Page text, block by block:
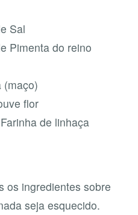
Sal
Pimenta do reino
(maço)
flor
de linhaça
os ingredientes sobre
seja esquecido.